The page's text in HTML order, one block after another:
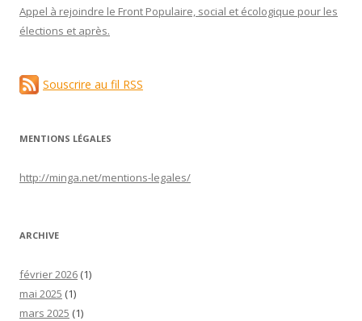
Appel à rejoindre le Front Populaire, social et écologique pour les
élections et après.
Souscrire au fil RSS
MENTIONS LÉGALES
http://minga.net/mentions-legales/
ARCHIVE
février 2026 (1)
mai 2025 (1)
mars 2025 (1)